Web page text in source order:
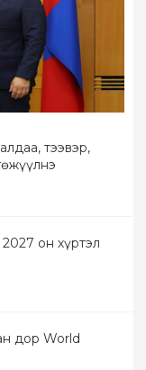
тээвэр,
он хүртэл
дор World